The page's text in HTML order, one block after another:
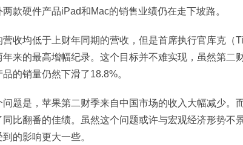
款硬件产品iPad和Mac的销售业绩仍在走下坡路。
收均低于上财年同期的营收，但是首席执行官库克（
来的最高增幅纪录。这个目标并不难实现，虽然第二
的销量仍然下滑了18.8%。
题是，苹果第二财季来自中国市场的收入大幅减少。
比翻番的佳绩。虽然这个问题或许与宏观经济形势不
的影响更大一些。